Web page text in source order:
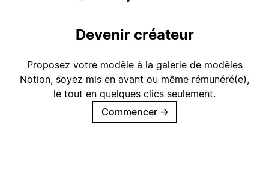
Devenir créateur
Proposez votre modèle à la galerie de modèles
Notion, soyez mis en avant ou même rémunéré(e),
le tout en quelques clics seulement.
Commencer →